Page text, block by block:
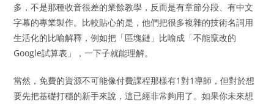
多，不是那種收音很差的業餘教學，反而是有章節分段、有中文
字幕的專業製作。比較貼心的是，他們把很多複雜的技術名詞用
生活化的比喻解釋，例如把「區塊鏈」比喻成「不能竄改的
Google試算表」，一下子就能理解。
當然，免費的資源不可能像付費課程那樣有1對1導師，但對於想
要先把基礎打穩的新手來說，這已經非常夠用了。如果你未來想